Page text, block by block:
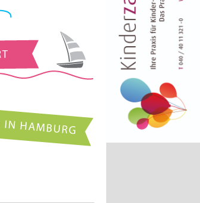
Kurse und Sport
Wohin in Hamburg